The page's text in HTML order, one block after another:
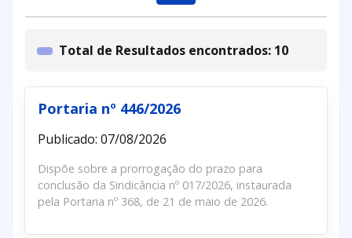
Total de Resultados encontrados: 10
Portaria nº 446/2026
Publicado: 07/08/2026
Dispõe sobre a prorrogação do prazo para
conclusão da Sindicância nº 017/2026, instaurada
pela Portaria nº 368, de 21 de maio de 2026.